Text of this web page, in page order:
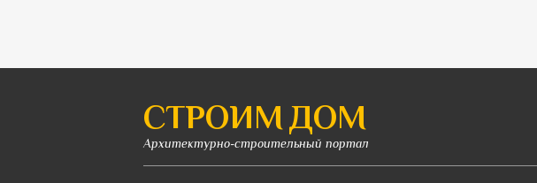
СТРОИМ ДОМ
Архитектурно-строительный портал